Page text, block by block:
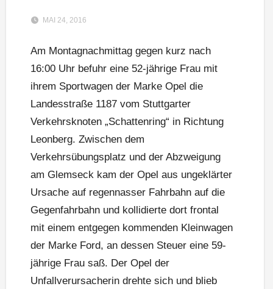
MAI 24, 2016
Am Montagnachmittag gegen kurz nach
16:00 Uhr befuhr eine 52-jährige Frau mit
ihrem Sportwagen der Marke Opel die
Landesstraße 1187 vom Stuttgarter
Verkehrsknoten „Schattenring“ in Richtung
Leonberg. Zwischen dem
Verkehrsübungsplatz und der Abzweigung
am Glemseck kam der Opel aus ungeklärter
Ursache auf regennasser Fahrbahn auf die
Gegenfahrbahn und kollidierte dort frontal
mit einem entgegen kommenden Kleinwagen
der Marke Ford, an dessen Steuer eine 59-
jährige Frau saß. Der Opel der
Unfallverursacherin drehte sich und blieb